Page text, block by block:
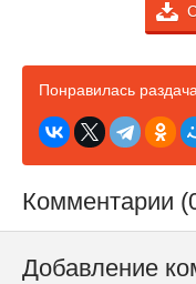
Понравилась
Комментарии
Добавление